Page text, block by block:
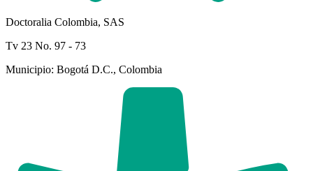
Doctoralia Colombia, SAS
Tv 23 No. 97 - 73
Municipio: Bogotá D.C., Colombia